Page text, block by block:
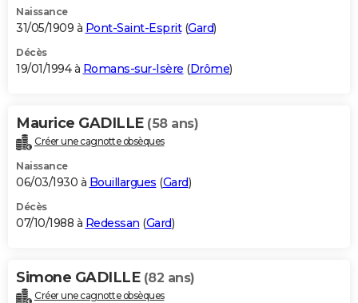
Naissance
31/05/1909 à Pont-Saint-Esprit(Gard)
Décès
19/01/1994 à Romans-sur-Isère (Drôme)
Maurice GADILLE (58 ans)
Créer une cagnotte obsèques
Naissance
06/03/1930 à Bouillargues (Gard)
Décès
07/10/1988 à Redessan (Gard)
Simone GADILLE (82 ans)
Créer une cagnotte obsèques